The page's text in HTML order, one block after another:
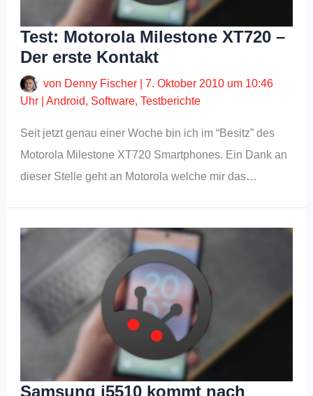
Test: Motorola Milestone XT720 –
Der erste Kontakt
von Denny Fischer |7. Oktober 2010 um 10:46
Uhr |Android, Software,Testberichte
Seit jetzt genau einer Woche bin ich im “Besitz” des
Motorola Milestone XT720 Smartphones. Ein Dank an
dieser Stelle geht an Motorola welche mir das…
Samsung i5510 kommt nach